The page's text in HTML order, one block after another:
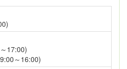
17:00)
～16:00)